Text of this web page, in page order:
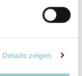
Details zeigen